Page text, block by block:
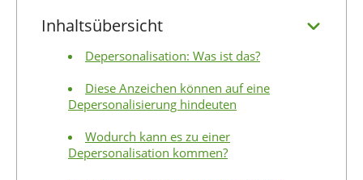
Inhaltsübersicht
Depersonalisation: Was ist das?
Diese Anzeichen können auf eine
Depersonalisierung hindeuten
Wodurch kann es zu einer
Depersonalisation kommen?